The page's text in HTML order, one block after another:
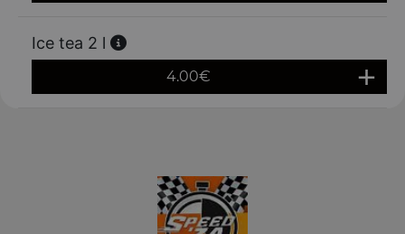
Ice tea 2 l
4.00€